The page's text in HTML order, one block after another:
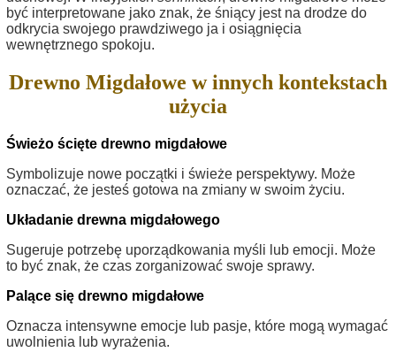
być interpretowane jako znak, że śniący jest na drodze do
odkrycia swojego prawdziwego ja i osiągnięcia
wewnętrznego spokoju.
Drewno Migdałowe w innych kontekstach
użycia
Świeżo ścięte drewno migdałowe
Symbolizuje nowe początki i świeże perspektywy. Może
oznaczać, że jesteś gotowa na zmiany w swoim życiu.
Układanie drewna migdałowego
Sugeruje potrzebę uporządkowania myśli lub emocji. Może
to być znak, że czas zorganizować swoje sprawy.
Palące się drewno migdałowe
Oznacza intensywne emocje lub pasje, które mogą wymagać
uwolnienia lub wyrażenia.